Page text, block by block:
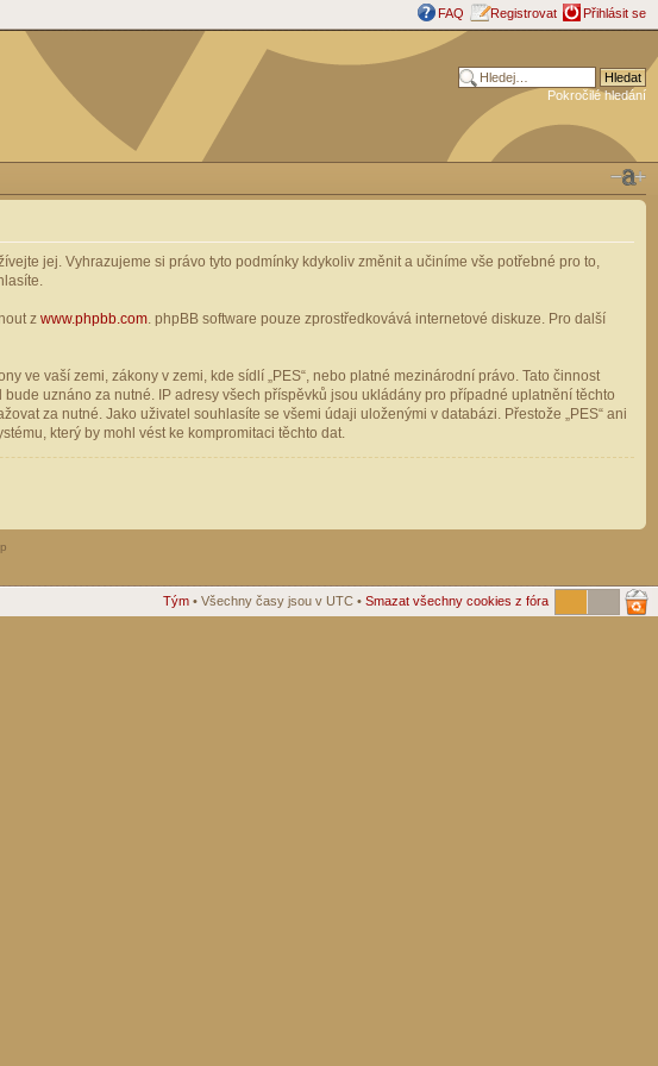
FAQ Registrovat Přihlásit se
Pokročilé hledání
jej. Vyhrazujeme si právo tyto podmínky kdykoliv změnit a učiníme vše potřebné pro to,
z www.phpbb.com. phpBB software pouze zprostředkovává internetové diskuze. Pro další
ve vaší zemi, zákony v zemi, kde sídlí „PES“, nebo platné mezinárodní právo. Tato činnost
uznáno za nutné. IP adresy všech příspěvků jsou ukládány pro případné uplatnění těchto
za nutné. Jako uživatel souhlasíte se všemi údaji uloženými v databázi. Přestože „PES“ ani
který by mohl vést ke kompromitaci těchto dat.
Tým • Všechny časy jsou v UTC • Smazat všechny cookies z fóra